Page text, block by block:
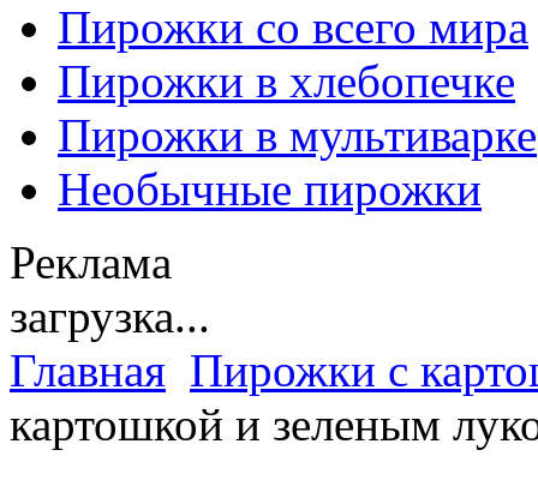
Пирожки со всего мира
Пирожки в хлебопечке
Пирожки в мультиварке
Необычные пирожки
Реклама
загрузка...
Главная Пирожки с
картошкой и зеленым